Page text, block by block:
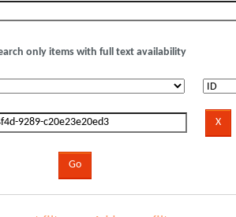
only items with full text availability